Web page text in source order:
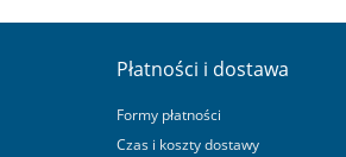
Płatności i dostawa
Formy płatności
Czas i koszty dostawy